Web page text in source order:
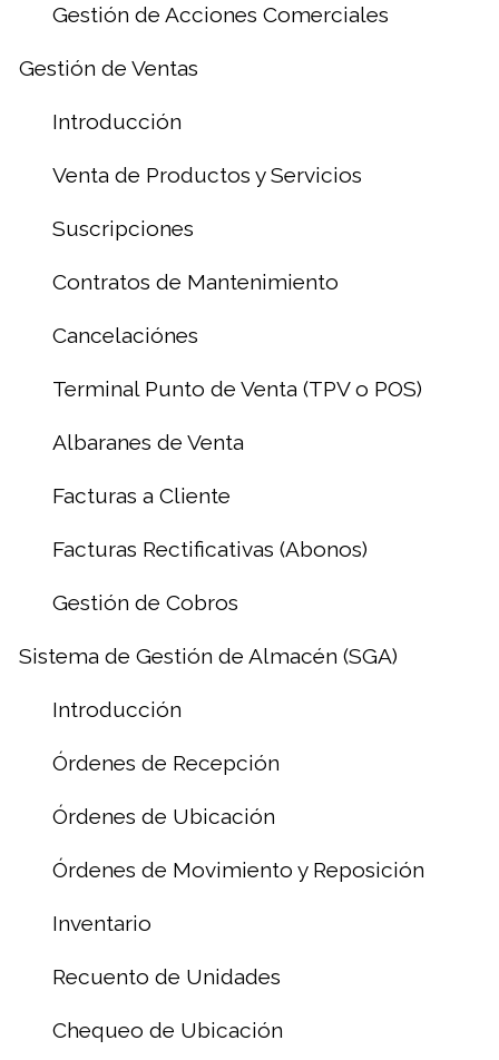
Gestión de Acciones Comerciales
Gestión de Ventas
Introducción
Venta de Productos y Servicios
Suscripciones
Contratos de Mantenimiento
Cancelaciónes
Terminal Punto de Venta (TPV o POS)
Albaranes de Venta
Facturas a Cliente
Facturas Rectificativas (Abonos)
Gestión de Cobros
Sistema de Gestión de Almacén (SGA)
Introducción
Órdenes de Recepción
Órdenes de Ubicación
Órdenes de Movimiento y Reposición
Inventario
Recuento de Unidades
Chequeo de Ubicación